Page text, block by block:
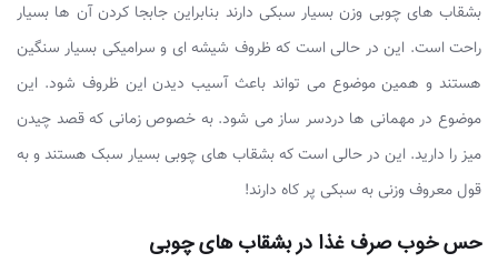
بشقاب های چوبی وزن بسیار سبکی دارند بنابراین جابجا کردن آن ها بسیار
راحت است. این در حالی است که ظروف شیشه ای و سرامیکی بسیار سنگین
هستند و همین موضوع می تواند باعث آسیب دیدن این ظروف شود. این
موضوع در مهمانی ها دردسر ساز می شود. به خصوص زمانی که قصد چیدن
میز را دارید. این در حالی است که بشقاب های چوبی بسیار سبک هستند و به
قول معروف وزنی به سبکی پر کاه دارند!
حس خوب صرف غذا در بشقاب های چوبی